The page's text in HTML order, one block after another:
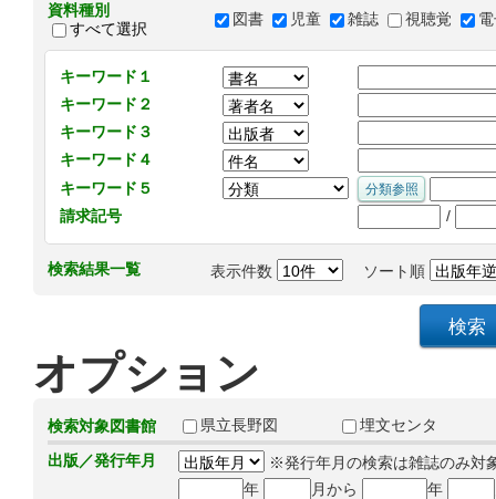
資料種別
すべて選択
図書 児童 雑誌 視聴覚
キーワード１
キーワード２
キーワード３
キーワード４
キーワード５
請求記号
/
検索結果一覧 表示件数 ソート順
オプション
検索対象図書館 県立長野図
埋文センタ
出版／発行年月
※発行年月の検索は雑誌のみ対
年
月から 年